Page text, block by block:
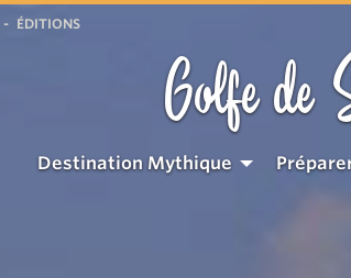
ÉDITIONS
Golfe de
Destination Mythique